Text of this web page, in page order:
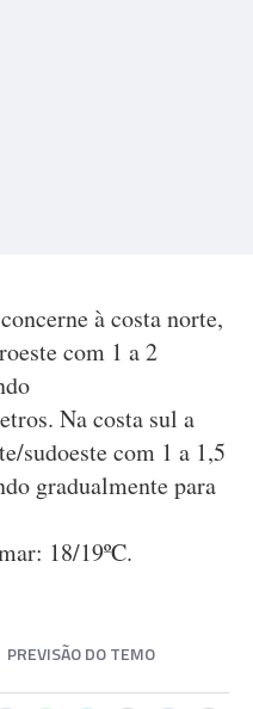
à costa norte,
com 1 a 2
Na costa sul a
sudoeste com 1 a 1,5
gradualmente para
18/19ºC.
PREVISÃO DO TEMO